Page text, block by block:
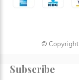
© Copyright
Subscribe